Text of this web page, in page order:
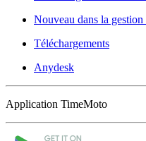
Nouveau dans la gestion
Téléchargements
Anydesk
Application TimeMoto